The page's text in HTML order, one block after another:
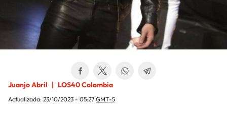
Juanjo Abril LOS40 Colombia
Actualizada: 23/10/2023 - 05:27 GMT-5